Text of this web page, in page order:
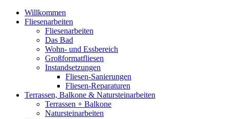
Willkommen
Fliesenarbeiten
Fliesenarbeiten
Das Bad
Wohn- und Essbereich
Großformatfliesen
Instandsetzungen
Fliesen-Sanierungen
Fliesen-Reparaturen
Terrassen, Balkone & Natursteinarbeiten
Terrassen + Balkone
Natursteinarbeiten